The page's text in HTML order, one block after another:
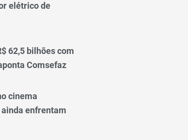
elétrico de
62,5 bilhões com
Comsefaz
cinema
enfrentam